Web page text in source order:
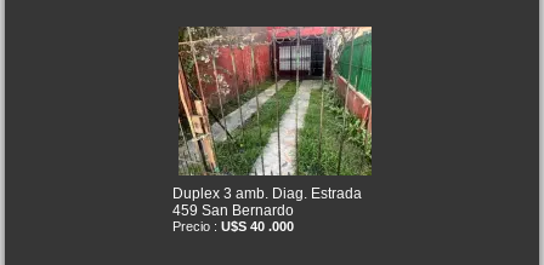
Duplex 3 amb. Diag. Estrada
459 San Bernardo
Precio : U$S 40 .000